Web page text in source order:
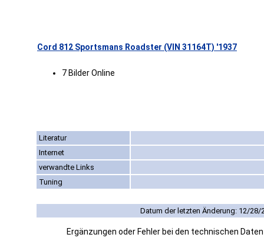
Cord 812 Sportsmans Roadster (VIN 31164T) '1937
7 Bilder Online
Literatur
Internet
verwandte Links
Tuning
Datum der letzten Änderung: 12/28/
Ergänzungen oder Fehler bei den technischen